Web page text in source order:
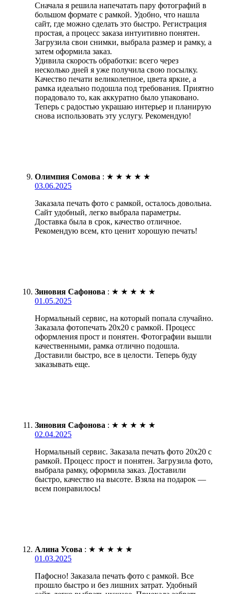
Сначала я решила напечатать пару фотографий в
большом формате с рамкой. Удобно, что нашла
сайт, где можно сделать это быстро. Регистрация
простая, а процесс заказа интуитивно понятен.
Загрузила свои снимки, выбрала размер и рамку, а
затем оформила заказ.
Удивила скорость обработки: всего через
несколько дней я уже получила свою посылку.
Качество печати великолепное, цвета яркие, а
рамка идеально подошла под требования. Приятно
порадовало то, как аккуратно было упаковано.
Теперь с радостью украшаю интерьер и планирую
снова использовать эту услугу. Рекомендую!
Олимпия Сомова : ★ ★ ★ ★ ★
03.06.2025
Заказала печать фото с рамкой, осталось довольна.
Сайт удобный, легко выбрала параметры.
Доставка была в срок, качество отличное.
Рекомендую всем, кто ценит хорошую печать!
Зиновия Сафонова : ★ ★ ★ ★ ★
01.05.2025
Нормальный сервис, на который попала случайно.
Заказала фотопечать 20х20 с рамкой. Процесс
оформления прост и понятен. Фотографии вышли
качественными, рамка отлично подошла.
Доставили быстро, все в целости. Теперь буду
заказывать еще.
Зиновия Сафонова : ★ ★ ★ ★ ★
02.04.2025
Нормальный сервис. Заказала печать фото 20х20 с
рамкой. Процесс прост и понятен. Загрузила фото,
выбрала рамку, оформила заказ. Доставили
быстро, качество на высоте. Взяла на подарок —
всем понравилось!
Алина Усова : ★ ★ ★ ★ ★
01.03.2025
Пафосно! Заказала печать фото с рамкой. Все
прошло быстро и без лишних затрат. Удобный